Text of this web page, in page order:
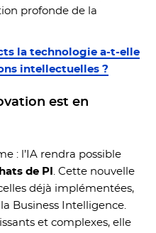
profonde de la
la technologie a-t-elle
intellectuelles ?
est en
: l’IA rendra possible
de PI
. Cette nouvelle
déjà implémentées,
Business Intelligence.
et complexes, elle